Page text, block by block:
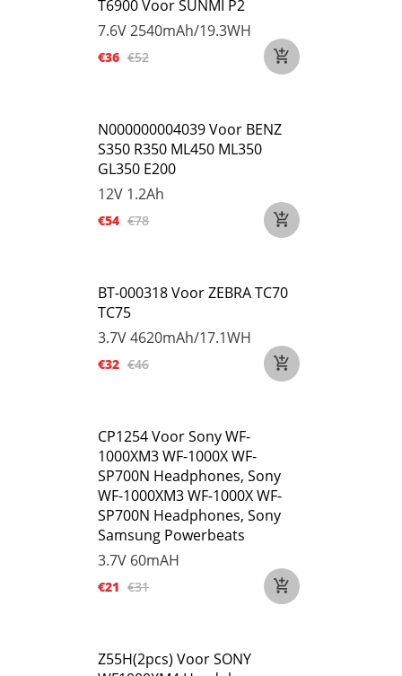
T6900 Voor SUNMI P2
7.6V2540mAh/19.3WH
€36 €52
N000000004039 Voor BENZ
S350 R350 ML450 ML350
GL350 E200
12V 1.2Ah
€54 €78
BT-000318 Voor ZEBRA TC70
TC75
3.7V4620mAh/17.1WH
€32 €46
CP1254 Voor Sony WF-
1000XM3 WF-1000X WF-
SP700N Headphones, Sony
WF-1000XM3 WF-1000X WF-
SP700N Headphones, Sony
Samsung Powerbeats
3.7V 60mAH
€21 €31
Z55H(2pcs) Voor SONY